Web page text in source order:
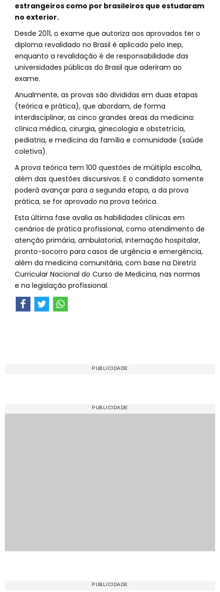
estrangeiros como por brasileiros que estudaram
no exterior.
Desde 2011, o exame que autoriza aos aprovados ter o
diploma revalidado no Brasil é aplicado pelo Inep,
enquanto a revalidação é de responsabilidade das
universidades públicas do Brasil que aderiram ao
exame.
Anualmente, as provas são divididas em duas etapas
(teórica e prática), que abordam, de forma
interdisciplinar, as cinco grandes áreas da medicina:
clínica médica, cirurgia, ginecologia e obstetrícia,
pediatria, e medicina da família e comunidade (saúde
coletiva).
A prova teórica tem 100 questões de múltipla escolha,
além das questões discursivas. E o candidato somente
poderá avançar para a segunda etapa, a da prova
prática, se for aprovado na prova teórica.
Esta última fase avalia as habilidades clínicas em
cenários de prática profissional, como atendimento de
atenção primária, ambulatorial, internação hospitalar,
pronto-socorro para casos de urgência e emergência,
além da medicina comunitária, com base na Diretriz
Curricular Nacional do Curso de Medicina, nas normas
e na legislação profissional.